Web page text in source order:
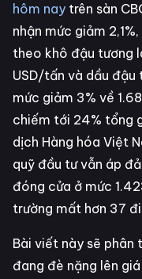
hôm nay trên sàn
nhận mức giảm
theo khô đậu tương
USD/tấn và dầu đậu
mức giảm 3% về
chiếm tới 24% tổng
dịch Hàng hóa Việt
quỹ đầu tư vẫn áp
đóng cửa ở mức
trường mất hơn 37
Bài viết này sẽ
đang đè nặng lên